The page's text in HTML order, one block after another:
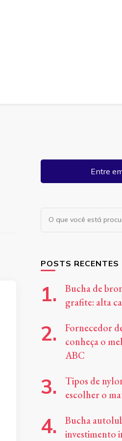
Entre
Procurando
algo?
POSTS RECENTES
Bucha de
grafite: alta
Fornecedor
conheça o
ABC
Tipos de
escolher o
Bucha
investimento